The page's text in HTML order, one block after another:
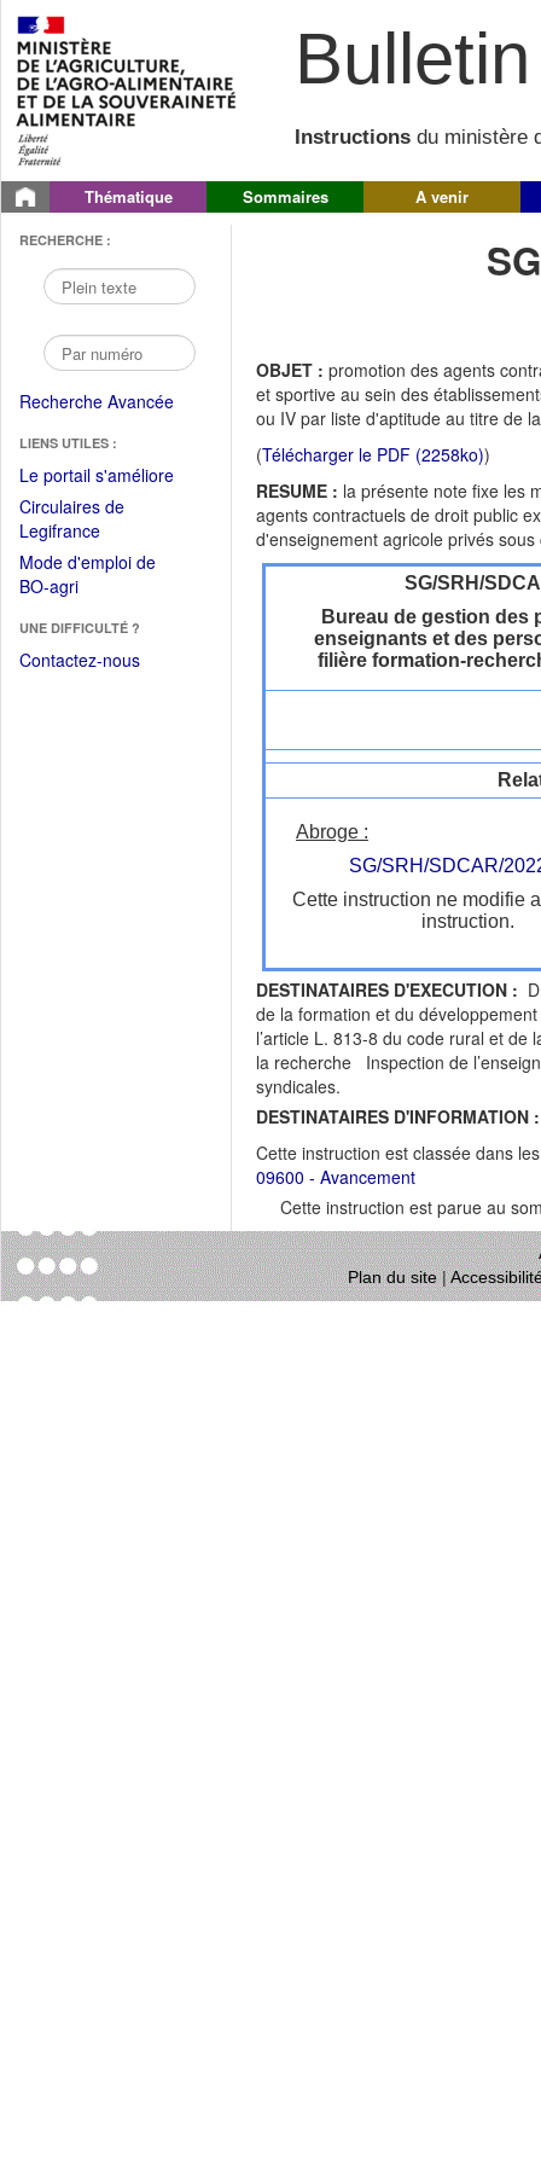
Instructions du ministère
Thématique Sommaires A venir
RECHERCHE :
Recherche Avancée
LIENS UTILES :
Le portail s'améliore(Fichier
Circulaires de
Legifrance(Ouvrir
dans
une
fenêtre)
Mode d'emploi de
BO-agri(Ouvrir
une
nouvelle
UNE DIFFICULTÉ ?
Contactez-nous
OBJET : promotion des agents
et sportive au sein des
ou IV par liste d'aptitude au titre de
(Télécharger le PDF (2258ko))
RESUME : la présente note fixe les
agents contractuels de droit public
d'enseignement agricole privés
SG/SRH/
Bureau de gestion des
enseignants et des
filière formation-
Abroge :
SG/SRH/SDCAR/
Cette instruction ne modifie
instruction.
DESTINATAIRES D'EXECUTION :
de la formation et du
l’article L. 813-8 du code rural et
la recherche Inspection de
syndicales.
DESTINATAIRES D'INFORMATION :
Cette instruction est classée dans
09600 - Avancement
Cette instruction est parue au
Plan du site|